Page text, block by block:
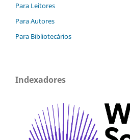
Para Leitores
Para Autores
Para Bibliotecários
Indexadores